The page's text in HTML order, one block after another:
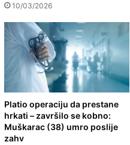
10/03/2026
Platio operaciju da prestane
hrkati – završilo se kobno:
Muškarac (38) umro poslije
zahv